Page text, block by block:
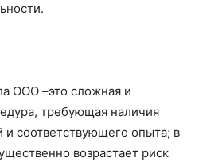
ООО –это сложная и
требующая наличия
и соответствующего опыта; в
возрастает риск